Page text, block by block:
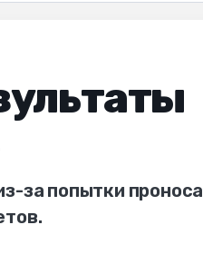
за попытки проноса